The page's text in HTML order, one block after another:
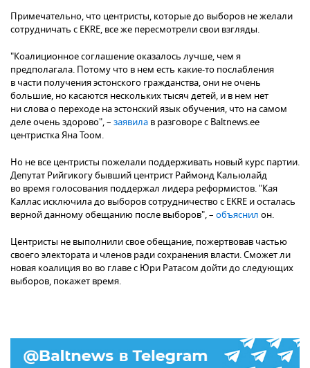
Примечательно, что центристы, которые до выборов не желали
сотрудничать с EKRE, все же пересмотрели свои взгляды.
"Коалиционное соглашение оказалось лучше, чем я
предполагала. Потому что в нем есть какие-то послабления
в части получения эстонского гражданства, они не очень
большие, но касаются нескольких тысяч детей, и в нем нет
ни слова о переходе на эстонский язык обучения, что на самом
деле очень здорово", – заявила в разговоре с Baltnews.ee
центристка Яна Тоом.
Но не все центристы пожелали поддерживать новый курс партии.
Депутат Рийгикогу бывший центрист Раймонд Кальюлайд
во время голосования поддержал лидера реформистов. "Кая
Каллас исключила до выборов сотрудничество с EKRE и осталась
верной данному обещанию после выборов", – объяснил он.
Центристы не выполнили свое обещание, пожертвовав частью
своего электората и членов ради сохранения власти. Сможет ли
новая коалиция во во главе с Юри Ратасом дойти до следующих
выборов, покажет время.